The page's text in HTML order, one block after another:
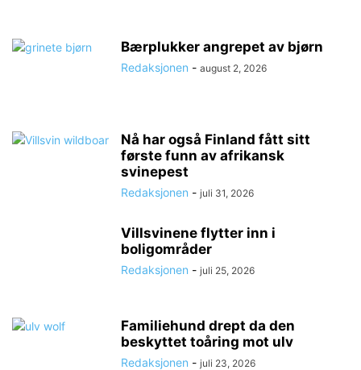
Bærplukker angrepet av bjørn
Redaksjonen - august 2, 2026
Nå har også Finland fått sitt
første funn av afrikansk
svinepest
Redaksjonen - juli 31, 2026
Villsvinene flytter inn i
boligområder
Redaksjonen - juli 25, 2026
Familiehund drept da den
beskyttet toåring mot ulv
Redaksjonen - juli 23, 2026